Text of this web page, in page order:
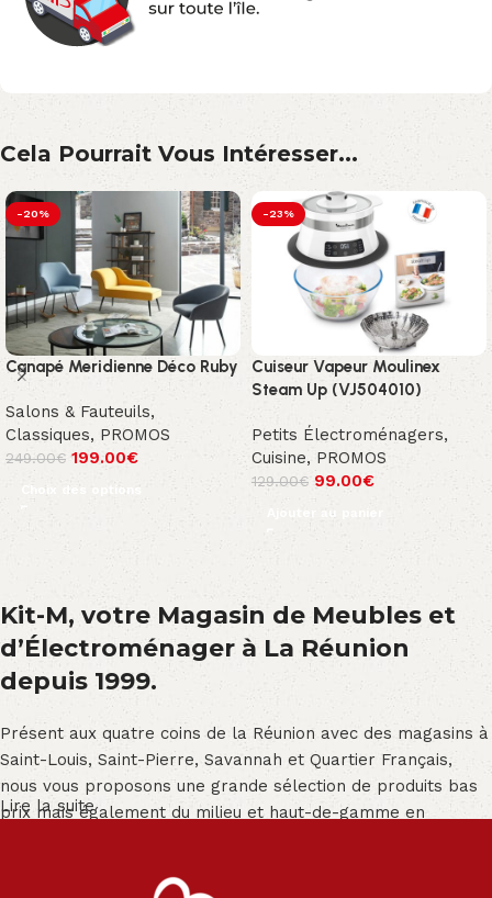
Cela Pourrait Vous Intéresser...
-20%
Canapé Meridienne Déco Ruby
Salons & Fauteuils,
Classiques, PROMOS
249.00€ 199.00€
Choix des options
-23%
Cuiseur Vapeur Moulinex
Steam Up (VJ504010)
Petits Électroménagers,
Cuisine, PROMOS
129.00€ 99.00€
Ajouter au panier
Kit-M, votre Magasin de Meubles et
d’Électroménager à La Réunion
depuis 1999.
Présent aux quatre coins de la Réunion avec des magasins à
Saint-Louis, Saint-Pierre, Savannah et Quartier Français,
nous vous proposons une grande sélection de produits bas
prix mais également du milieu et haut-de-gamme en
Salon angle - Salon convertible - Salon relax - Canapé -
Lire la suite